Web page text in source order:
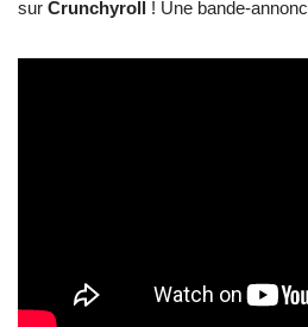
sur Crunchyroll ! Une bande-